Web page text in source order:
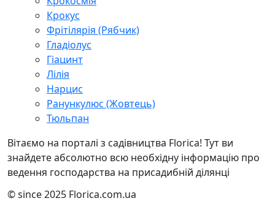
Крокус
Фрітілярія (Рябчик)
Гладіолус
Гіацинт
Лілія
Нарцис
Ранункулюс (Жовтець)
Тюльпан
Вітаємо на порталі з садівництва Florica! Тут ви
знайдете абсолютно всю необхідну інформацію про
ведення господарства на присадибній ділянці
© since 2025 Florica.com.ua